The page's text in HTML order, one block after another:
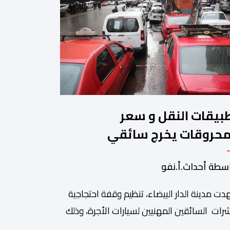
النقل و سعر
يخرج سائقي
للاحتجاج
أحداث.أ.نفو
مدينة الدار البيضاء، تنظيم وقفة احتجاجية
السائقين المهنيين لسيارات الأجرة، وذلك